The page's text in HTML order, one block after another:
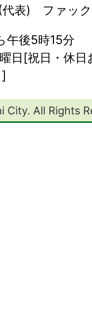
代表) ファッ
午後5時15分
日[祝日・休
City. All Rights